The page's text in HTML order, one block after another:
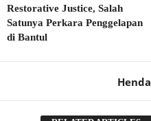
Restorative Justice, Salah
Satunya Perkara Penggelapan
di Bantul